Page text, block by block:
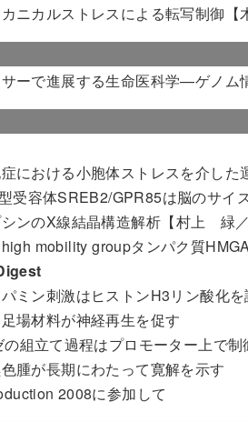
ニカルストレスによる転写制御
ーで進展する生命医科学—ゲノム
における小胞体ストレスを介した
受容体SREB2/GPR85は脳のサイ
ンのX線結晶構造解析 【村上 緑
mobility groupタンパク質
ミン刺激はヒストンH3リン酸化
場材料が神経再生を促す
組立て過程はプロモーター上で制
腫が長期にわたって寛解を示す
2008に参加して